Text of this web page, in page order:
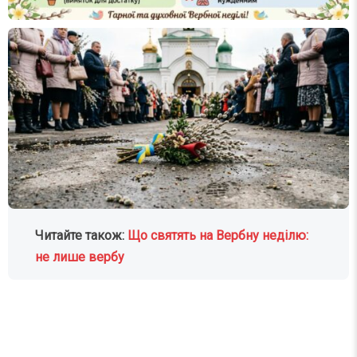
Читайте також: Що святять на Вербну неділю:
не лише вербу